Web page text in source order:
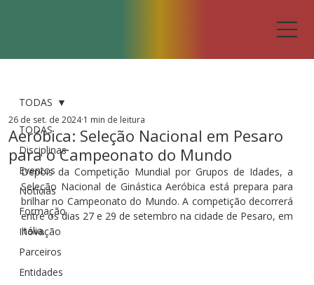
TODAS
Disciplinas
Eventos
Notícias
Formação
Inovação
Parceiros
Entidades
TODAS
Aeróbica: Seleção Nacional em Pesaro
para o Campeonato do Mundo
26 de set. de 2024 1 min de leitura
Depois da Competição Mundial por Grupos de Idades, a
Seleção Nacional de Ginástica Aeróbica está prepara para
brilhar no Campeonato do Mundo. A competição decorrerá
entre os dias 27 e 29 de setembro na cidade de Pesaro, em
Itália.